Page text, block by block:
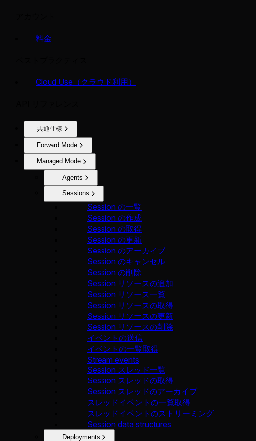
料金
Cloud Use（クラウド利用）
共通仕様
Forward Mode
Managed Mode
Agents
Sessions
Session の一覧
Session の作成
Session の取得
Session の更新
Session のアーカイブ
Session のキャンセル
Session の削除
Session リソースの追加
Session リソース一覧
Session リソースの取得
Session リソースの更新
Session リソースの削除
イベントの送信
イベントの一覧取得
Stream events
Session スレッド一覧
Session スレッドの取得
Session スレッドのアーカイブ
スレッドイベントの一覧取得
スレッドイベントのストリーミング
Session data structures
Deployments